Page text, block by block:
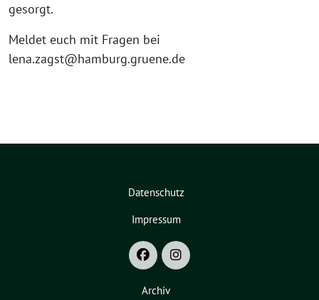
gesorgt.
Meldet euch mit Fragen bei
lena.zagst@hamburg.gruene.de
Datenschutz
Impressum
Archiv